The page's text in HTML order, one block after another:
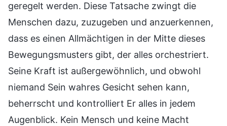
geregelt werden. Diese Tatsache zwingt die
Menschen dazu, zuzugeben und anzuerkennen,
dass es einen Allmächtigen in der Mitte dieses
Bewegungsmusters gibt, der alles orchestriert.
Seine Kraft ist außergewöhnlich, und obwohl
niemand Sein wahres Gesicht sehen kann,
beherrscht und kontrolliert Er alles in jedem
Augenblick. Kein Mensch und keine Macht